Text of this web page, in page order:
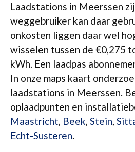
Laadstations in Meerssen
weggebruiker kan daar
onkosten liggen daar wel
wisselen tussen de €0,275
kWh. Een laadpas
In onze maps kaart
laadstations in Meerssen.
oplaadpunten en
Maastricht, Beek, Stein,
Echt-Susteren.